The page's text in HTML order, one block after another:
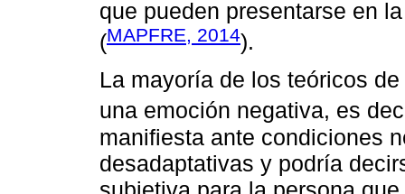
que pueden presentarse en
(MAPFRE, 2014).
La mayoría de los teóricos
una emoción negativa, es
manifiesta ante condiciones
desadaptativas y podría